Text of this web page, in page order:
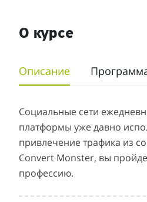
О курсе
Описание
Социальные сети
платформы уже давно
привлечение трафика из
Convert Monster, вы
профессию.